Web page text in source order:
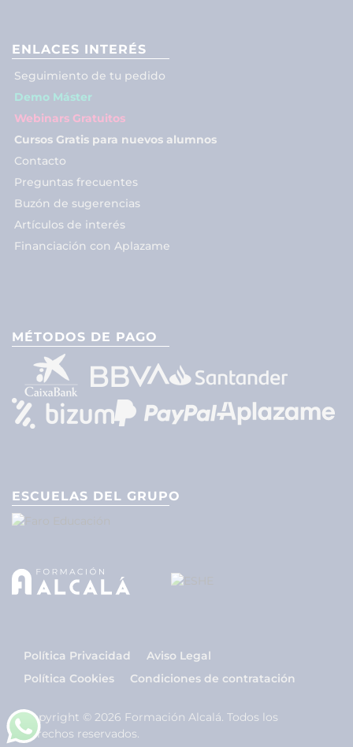
ENLACES INTERÉS
Seguimiento de tu pedido
Demo Máster
Webinars Gratuitos
Cursos Gratis para nuevos alumnos
Contacto
Preguntas frecuentes
Buzón de sugerencias
Artículos de interés
Financiación con Aplazame
MÉTODOS DE PAGO
ESCUELAS DEL GRUPO
Política Privacidad
Aviso Legal
Política Cookies
Condiciones de contratación
Copyright © 2026 Formación Alcalá. Todos los
derechos reservados.